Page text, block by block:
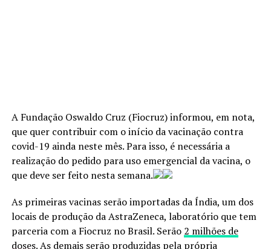
A Fundação Oswaldo Cruz (Fiocruz) informou, em nota,
que quer contribuir com o início da vacinação contra
covid-19 ainda neste mês. Para isso, é necessária a
realização do pedido para uso emergencial da vacina, o
que deve ser feito nesta semana.
As primeiras vacinas serão importadas da Índia, um dos
locais de produção da AstraZeneca, laboratório que tem
parceria com a Fiocruz no Brasil. Serão 2 milhões de
doses. As demais serão produzidas pela própria